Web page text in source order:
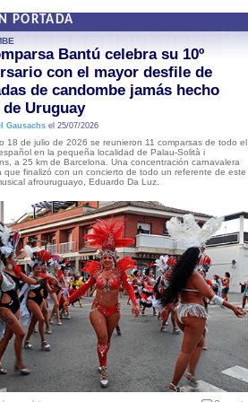
PORTADA
Bantú celebra su 10º
con el mayor desfile de
de candombe jamás hecho
Uruguay
Gausachsel 25/07/2026
18 de julio de 2026 se reunieron 11 comparsas de todo el
en la pequeña localidad de Palau-Solità i
a 25 km de Barcelona. Una concentración carnavalera
que finalizó con un concierto de todo un referente de este
afrouruguayo, Eduardo Da Luz.